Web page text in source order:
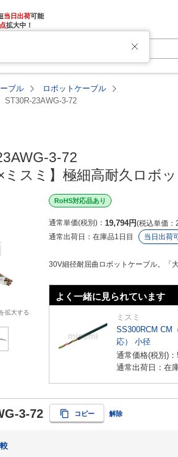
当日出荷
拡大中！
ブル
ロボットケーブル
ST30R-23AWG-3-72
3-72
ミスミ】極細高耐久ロボ
拡大する
RoHS対応品あり
通常単価(税別) 19,794円 税込単価
通常出荷日： 在庫品1日目 当日出荷
30V細径耐屈曲ロボットケーブル。「
よく一緒に見られています
ミスミ
SS300RCM CM
応） 小径
通常価格(税別)：
通常出荷日：在
3-72 コピー 解除